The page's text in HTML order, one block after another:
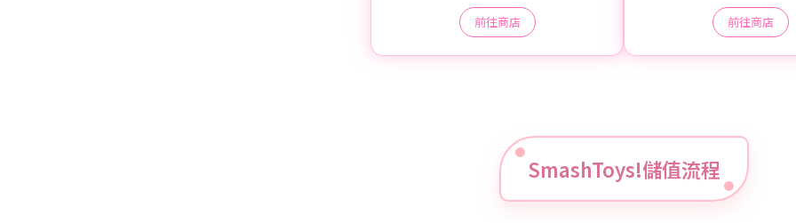
前往商店 前往商店
SmashToys!儲值流程